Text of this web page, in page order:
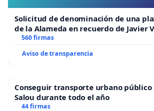
Solicitud de denominación de una
de la Alameda en recuerdo de Javier
“Mazinger”
560 firmas
Aviso de transparencia
Conseguir transporte urbano
Salou durante todo el año
44 firmas